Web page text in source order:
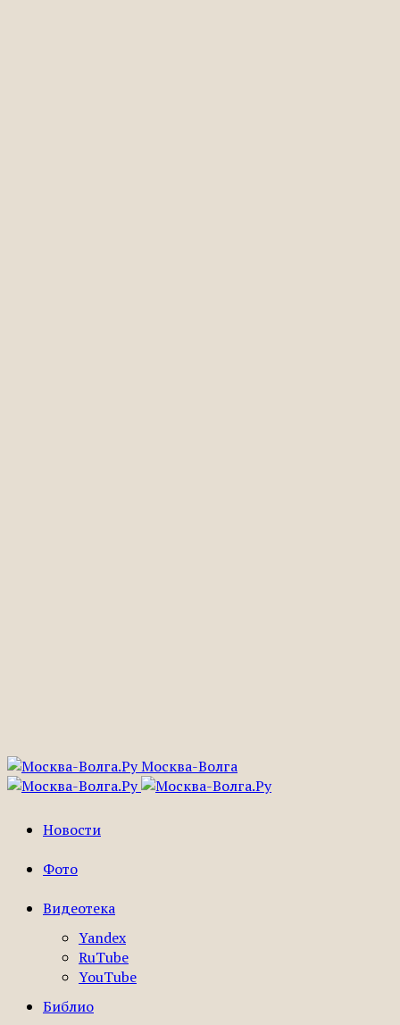
Москва-Волга
Новости
Фото
Видеотека
Yandex
RuTube
YouTube
Библио